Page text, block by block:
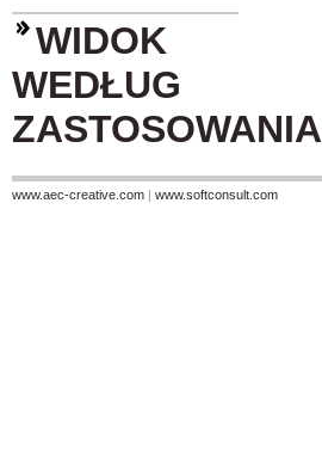
WIDOK
WEDŁUG
ZASTOSOWANIA
www.aec-creative.com | www.softconsult.com